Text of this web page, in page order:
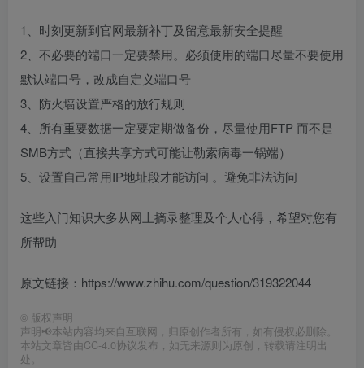
1、时刻更新到官网最新补丁及留意最新安全提醒
2、不必要的端口一定要禁用。必须使用的端口尽量不要使用
默认端口号，改成自定义端口号
3、防火墙设置严格的放行规则
4、所有重要数据一定要定期做备份，尽量使用FTP 而不是
SMB方式（直接共享方式可能让勒索病毒一锅端）
5、设置自己常用IP地址段才能访问 。避免非法访问
这些入门知识大多从网上摘录整理及个人心得，希望对您有
所帮助
原文链接：https://www.zhihu.com/question/319322044
© 版权声明
声明📢本站内容均来自互联网，归原创作者所有，如有侵权必删除。
本站文章皆由CC-4.0协议发布，如无来源则为原创，转载请注明出
处。